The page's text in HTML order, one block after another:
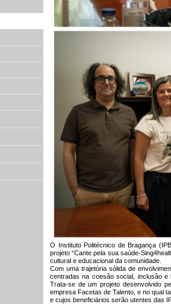
O Instituto Politécnico de Bragança
projeto “Cante pela sua saúde-
cultural e educacional da comunidade.
Com uma trajetória sólida de
centradas na coesão social, inclusão e
Trata-se de um projeto desenvolvido
empresa Facetas de Talento, e no qual
e cujos beneficiários serão utentes das